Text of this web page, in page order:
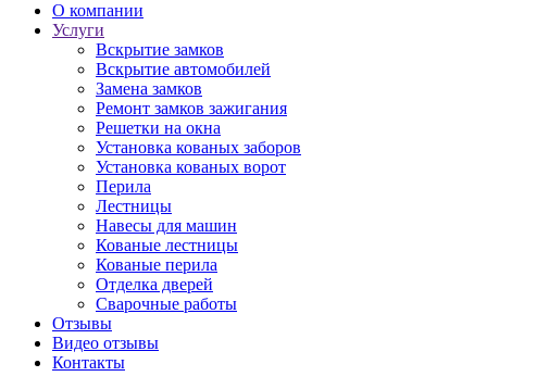
О компании
Услуги
Вскрытие замков
Вскрытие автомобилей
Замена замков
Ремонт замков зажигания
Решетки на окна
Установка кованых заборов
Установка кованых ворот
Перила
Лестницы
Навесы для машин
Кованые лестницы
Кованые перила
Отделка дверей
Сварочные работы
Отзывы
Видео отзывы
Контакты